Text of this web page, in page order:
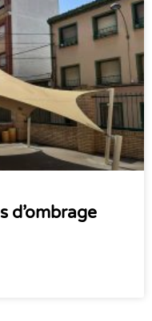
d’ombrage